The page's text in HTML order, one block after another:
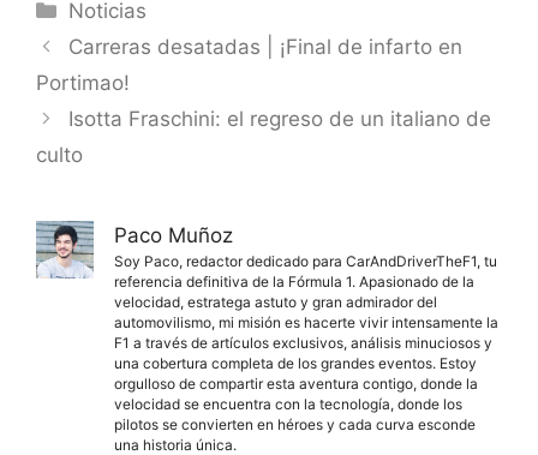
Categorías
Noticias
Carreras desatadas | ¡Final de infarto en
Portimao!
Isotta Fraschini: el regreso de un italiano de
culto
Paco Muñoz
Soy Paco, redactor dedicado para CarAndDriverTheF1, tu
referencia definitiva de la Fórmula 1. Apasionado de la
velocidad, estratega astuto y gran admirador del
automovilismo, mi misión es hacerte vivir intensamente la
F1 a través de artículos exclusivos, análisis minuciosos y
una cobertura completa de los grandes eventos. Estoy
orgulloso de compartir esta aventura contigo, donde la
velocidad se encuentra con la tecnología, donde los
pilotos se convierten en héroes y cada curva esconde
una historia única.